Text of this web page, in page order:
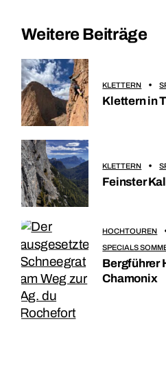
Weitere Beiträge
KLETTERN
Klettern in
KLETTERN
Feinster
HOCHTOUREN
SPECIALS
Bergführer
Chamonix